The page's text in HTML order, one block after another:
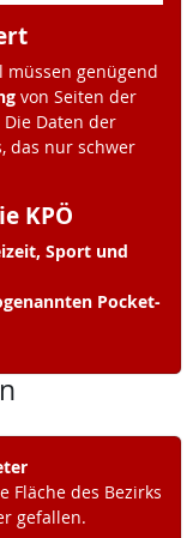
müssen genügend
von Seiten der
Daten der
das nur schwer
KPÖ
Sport und
Pocket-
Fläche des Bezirks
gefallen.